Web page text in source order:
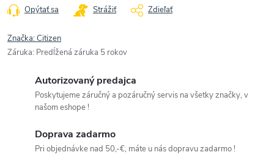
Opýtať sa Strážiť Zdieľať
Značka:Citizen
Záruka: Predĺžená záruka 5 rokov
Autorizovaný predajca
Poskytujeme záručný a pozáručný servis na všetky značky, v
našom eshope !
Doprava zadarmo
Pri objednávke nad 50,-€, máte u nás dopravu zadarmo !